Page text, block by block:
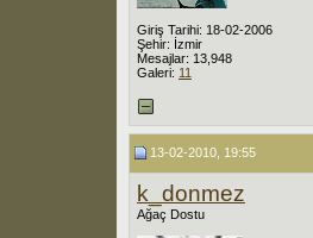
Giriş Tarihi: 18-02-2006
Şehir: İzmir
Mesajlar: 13,948
Galeri: 11
13-02-2010, 19:55
k_donmez
Ağaç Dostu